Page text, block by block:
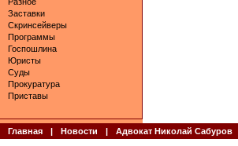
Заставки
Скринсейверы
Программы
Госпошлина
Юристы
Суды
Прокуратура
Приставы
Главная | Новости | Адвокат Николай Сабуров